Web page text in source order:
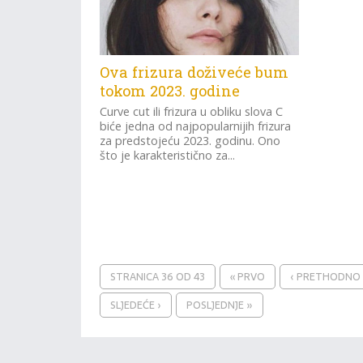
Ova frizura doživeće bum
tokom 2023. godine
Curve cut ili frizura u obliku slova C
biće jedna od najpopularnijih frizura
za predstojeću 2023. godinu. Ono
što je karakteristično za...
STRANICA 36 OD 43 « PRVO ‹ PRETHODNO
SLJEDEĆE ›
POSLJEDNJE »